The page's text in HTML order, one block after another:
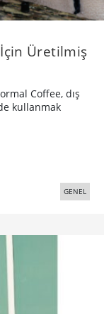
Üretilmiş
Coffee, dış
kullanmak
GENEL